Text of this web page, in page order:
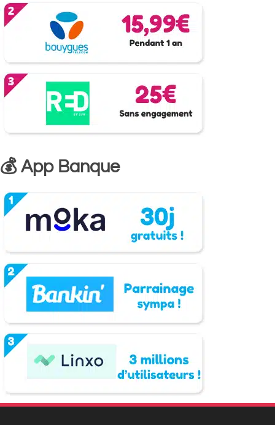
💰 App Banque